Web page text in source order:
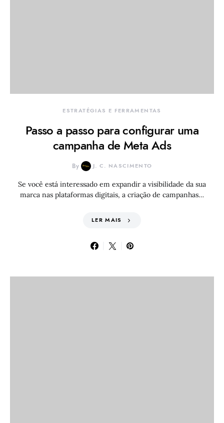
ESTRATÉGIAS E FERRAMENTAS
Passo a passo para configurar uma
campanha de Meta Ads
By J. C. NASCIMENTO
Se você está interessado em expandir a visibilidade da sua
marca nas plataformas digitais, a criação de campanhas…
LER MAIS